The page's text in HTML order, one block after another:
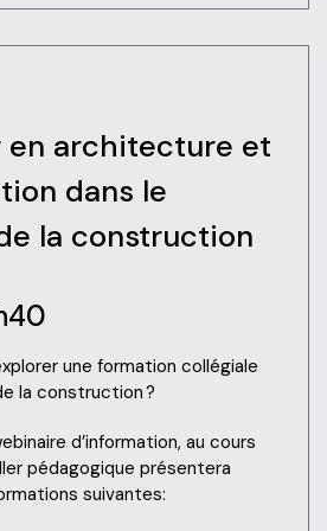
en architecture et
dans le
la construction
une formation collégiale
la construction ?
d’information, au cours
pédagogique présentera
suivantes: